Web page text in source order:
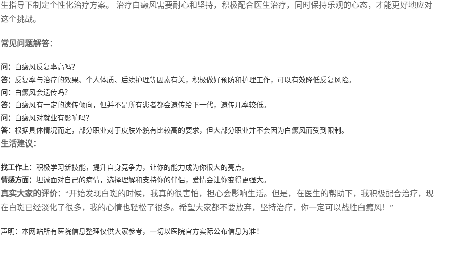
生指导下制定个性化治疗方案。 治疗白癜风需要耐心和坚持，积极配合医生治疗，同时保持乐观的心态，才能更好地应对
这个挑战。
常见问题解答：
问：
白癜风反复率高吗？
答： 反复率与治疗的效果、个人体质、后续护理等因素有关，积极做好预防和护理工作，可以有效降低反复风险。
问：
白癜风会遗传吗？
答：
白癜风有一定的遗传倾向，但并不是所有患者都会遗传给下一代，遗传几率较低。
问：
白癜风对就业有影响吗？
答： 根据具体情况而定，部分职业对于皮肤外貌有比较高的要求，但大部分职业并不会因为白癜风而受到限制。
生活建议：
找工作上： 积极学习新技能，提升自身竞争力，让你的能力成为你很大的亮点。
情感方面： 坦诚面对自己的病情，选择理解和支持你的伴侣，爱情会让你变得更强大。
真实大家的评价： “开始发现白斑的时候，我真的很害怕，担心会影响生活。但是，在医生的帮助下，我积极配合治疗，现
在白斑已经淡化了很多，我的心情也轻松了很多。希望大家都不要放弃，坚持治疗，你一定可以战胜白癜风！”
声明：本网站所有医院信息整理仅供大家参考，一切以医院官方实际公布信息为准！